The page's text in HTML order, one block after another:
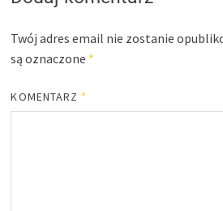
Twój adres email nie zostanie
są oznaczone *
KOMENTARZ *